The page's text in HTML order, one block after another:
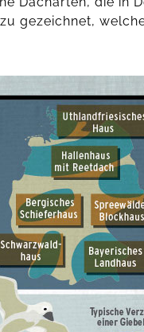
gezeichnet,